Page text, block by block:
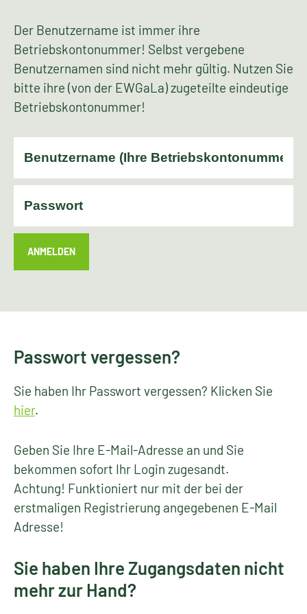
Der Benutzername ist immer ihre
Betriebskontonummer! Selbst vergebene
Benutzernamen sind nicht mehr gültig. Nutzen Sie
bitte ihre (von der EWGaLa) zugeteilte eindeutige
Betriebskontonummer!
ANMELDEN
Passwort vergessen?
Sie haben Ihr Passwort vergessen? Klicken Sie
hier.
Geben Sie Ihre E-Mail-Adresse an und Sie
bekommen sofort Ihr Login zugesandt.
Achtung! Funktioniert nur mit der bei der
erstmaligen Registrierung angegebenen E-Mail
Adresse!
Sie haben Ihre Zugangsdaten nicht
mehr zur Hand?